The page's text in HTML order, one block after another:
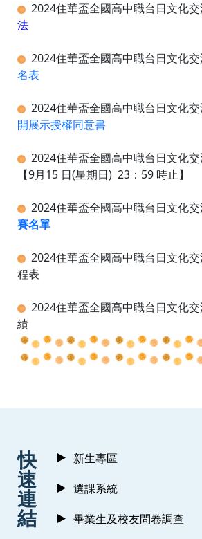
2024住華盃全國高中職台日文化
法
2024住華盃全國高中職台日文化
名表
2024住華盃全國高中職台日文化
開展示授權同意書
2024住華盃全國高中職台日文化
【9月15 日(星期日) 23：59 時止】
2024住華盃全國高中職台日文化
賽名單
2024住華盃全國高中職台日文化
程表
2024住華盃全國高中職台日文化
績
快
速
連
結
新生專區
選課系統
畢業生及校友問卷調查